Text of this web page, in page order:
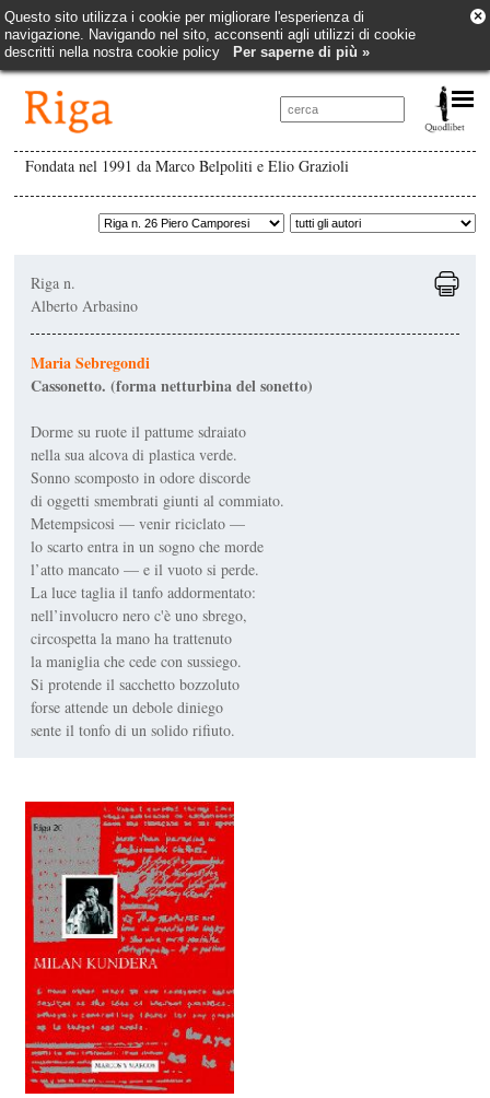
Questo sito utilizza i cookie per migliorare l'esperienza di
navigazione. Navigando nel sito, acconsenti agli utilizzi di cookie
descritti nella nostra cookie policy
Per saperne di più »
×
Fondata nel 1991 da Marco Belpoliti e Elio Grazioli
Riga n.
Alberto Arbasino
Maria Sebregondi
Cassonetto. (forma netturbina del sonetto)
Dorme su ruote il pattume sdraiato
nella sua alcova di plastica verde.
Sonno scomposto in odore discorde
di oggetti smembrati giunti al commiato.
Metempsicosi — venir riciclato —
lo scarto entra in un sogno che morde
l’atto mancato — e il vuoto si perde.
La luce taglia il tanfo addormentato:
nell’involucro nero c'è uno sbrego,
circospetta la mano ha trattenuto
la maniglia che cede con sussiego.
Si protende il sacchetto bozzoluto
forse attende un debole diniego
sente il tonfo di un solido rifiuto.